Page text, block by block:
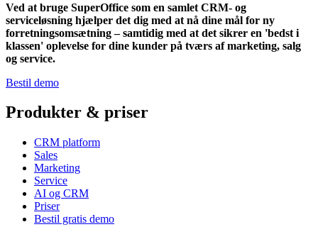
Ved at bruge SuperOffice som en samlet CRM- og
serviceløsning hjælper det dig med at nå dine mål for ny
forretningsomsætning – samtidig med at det sikrer en 'bedst i
klassen' oplevelse for dine kunder på tværs af marketing, salg
og service.
Bestil demo
Produkter & priser
CRM platform
Sales
Marketing
Service
AI og CRM
Priser
Bestil gratis demo